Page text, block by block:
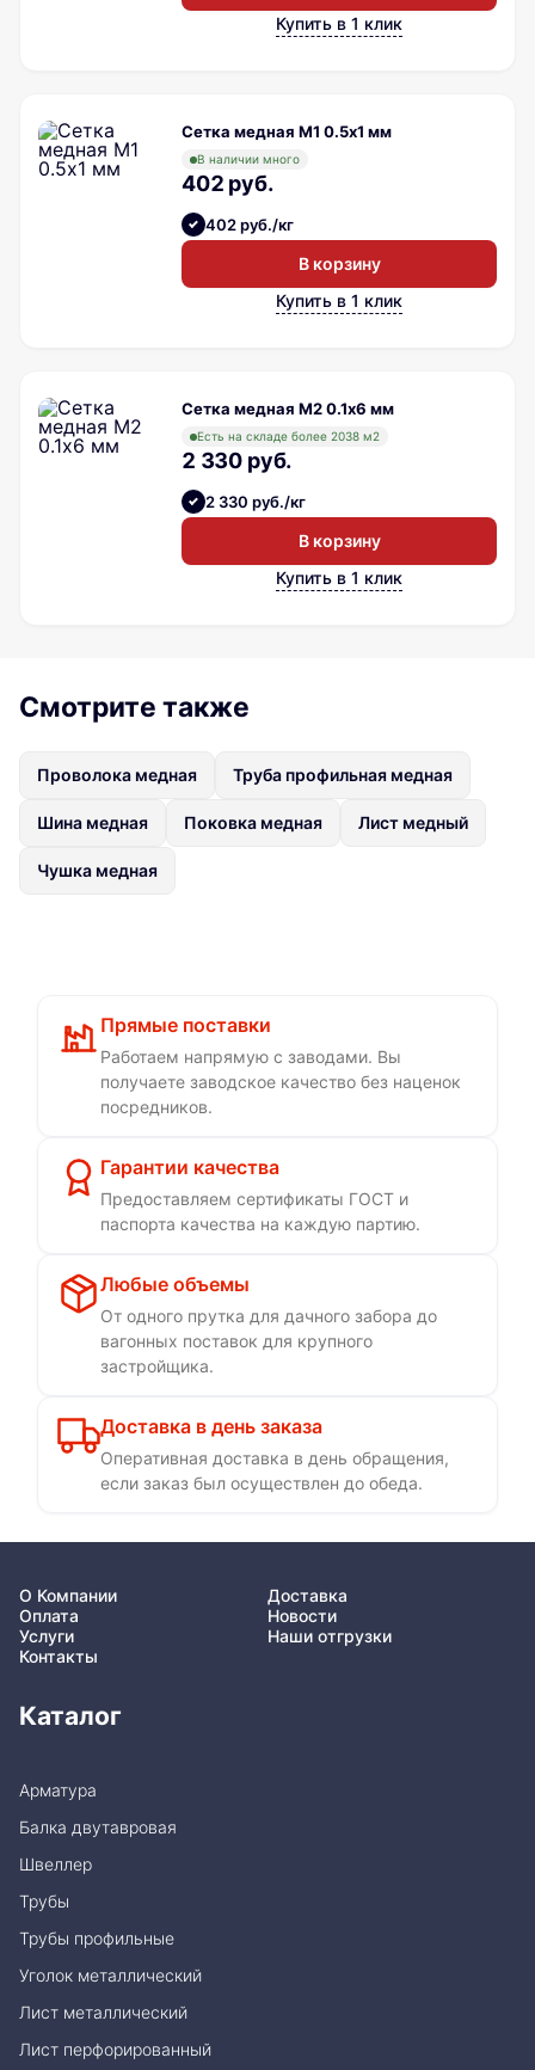
Купить в 1 клик
Сетка медная М1 0.5х1 мм
В наличии много
402 руб.
402 руб./кг
В корзину
Купить в 1 клик
Сетка медная М2 0.1х6 мм
Есть на складе более 2038 м2
2 330 руб.
2 330 руб./кг
В корзину
Купить в 1 клик
Смотрите также
Проволока медная Труба профильная медная
Шина медная Поковка медная Лист медный
Чушка медная
Прямые поставки
Работаем напрямую с заводами. Вы
получаете заводское качество без наценок
посредников.
Гарантии качества
Предоставляем сертификаты ГОСТ и
паспорта качества на каждую партию.
Любые объемы
От одного прутка для дачного забора до
вагонных поставок для крупного
застройщика.
Доставка в день заказа
Оперативная доставка в день обращения,
если заказ был осуществлен до обеда.
О Компании
Доставка
Оплата
Новости
Услуги
Наши отгрузки
Контакты
Каталог
Арматура
Балка двутавровая
Швеллер
Трубы
Трубы профильные
Уголок металлический
Лист металлический
Лист перфорированный